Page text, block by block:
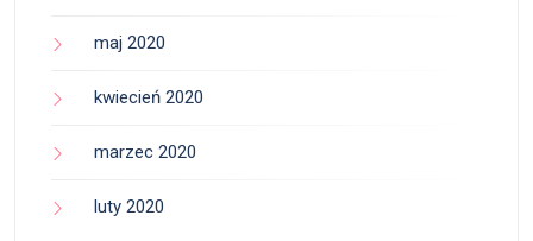
maj 2020
kwiecień 2020
marzec 2020
luty 2020